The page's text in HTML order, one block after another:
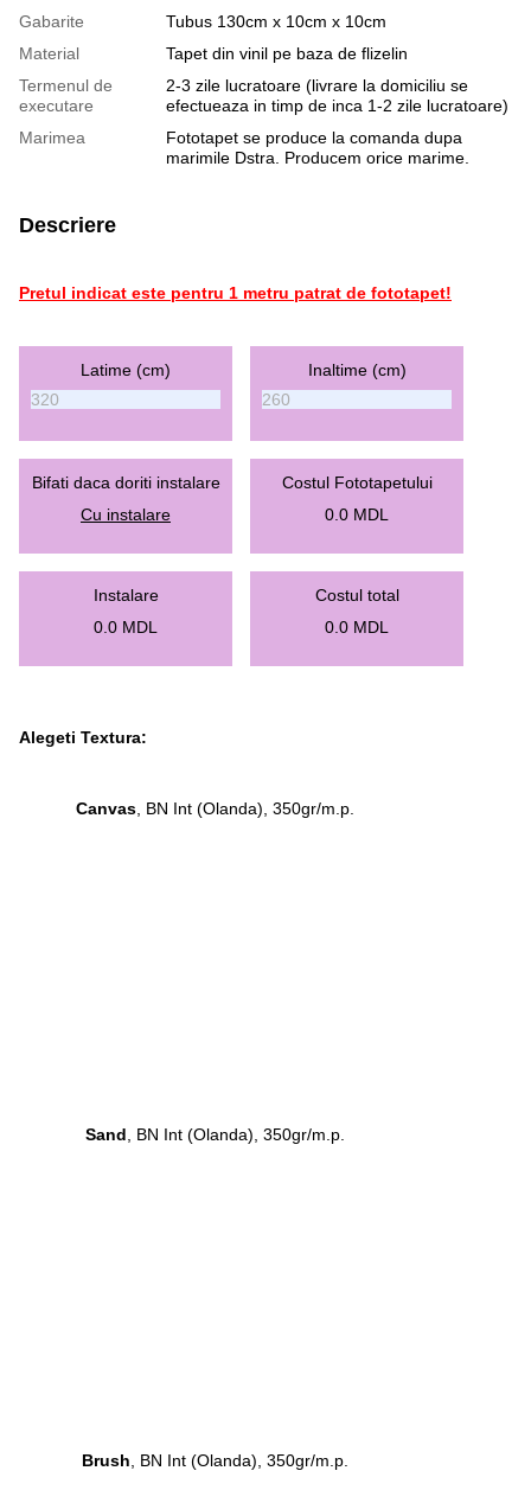
Gabarite
Tubus 130cm x 10cm x 10cm
Material
Tapet din vinil pe baza de flizelin
Termenul de
executare
2-3 zile lucratoare (livrare la domiciliu se
efectueaza in timp de inca 1-2 zile lucratoare)
Marimea
Fototapet se produce la comanda dupa
marimile Dstra. Producem orice marime.
Descriere
Pretul indicat este pentru 1 metru patrat de fototapet!
Latime (cm) Inaltime (cm)
Bifati daca doriti instalare
Cu instalare
Costul Fototapetului
0.0 MDL
Instalare
0.0 MDL
Costul total
0.0 MDL
Alegeti Textura:
Canvas, BN Int (Olanda), 350gr/m.p.
Sand , BN Int (Olanda), 350gr/m.p.
Brush , BN Int (Olanda), 350gr/m.p.